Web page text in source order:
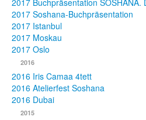
2017 Buchpräsentation SOSHANA.
2017 Soshana-Buchpräsentation
2017 Istanbul
2017 Moskau
2017 Oslo
2016
2016 Iris Camaa 4tett
2016 Atelierfest Soshana
2016 Dubai
2015